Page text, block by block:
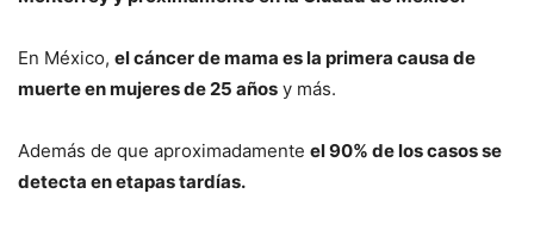
En México, el cáncer de mama es la primera causa de
muerte en mujeres de 25 años y más.
Además de que aproximadamente el 90% de los casos se
detecta en etapas tardías.